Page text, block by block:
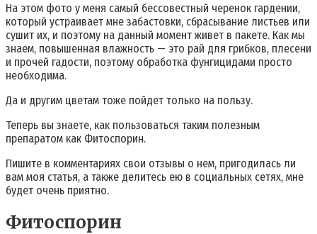
На этом фото у меня самый бессовестный черенок гардении,
который устраивает мне забастовки, сбрасывание листьев или
сушит их, и поэтому на данный момент живет в пакете. Как мы
знаем, повышенная влажность — это рай для грибков, плесени
и прочей гадости, поэтому обработка фунгицидами просто
необходима.
Да и другим цветам тоже пойдет только на пользу.
Теперь вы знаете, как пользоваться таким полезным
препаратом как Фитоспорин.
Пишите в комментариях свои отзывы о нем, пригодилась ли
вам моя статья, а также делитесь ею в социальных сетях, мне
будет очень приятно.
Фитоспорин